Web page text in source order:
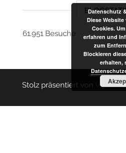
61.951 Besuche
Stolz präsentiert von
Datenschutz
Diese
Cookies.
erfahren und
zum
Blockieren
erhalten,